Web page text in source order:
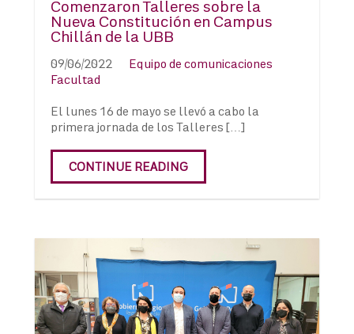
Comenzaron Talleres sobre la
Nueva Constitución en Campus
Chillán de la UBB
09/06/2022
Equipo de comunicaciones
Facultad
El lunes 16 de mayo se llevó a cabo la
primera jornada de los Talleres […]
CONTINUE READING